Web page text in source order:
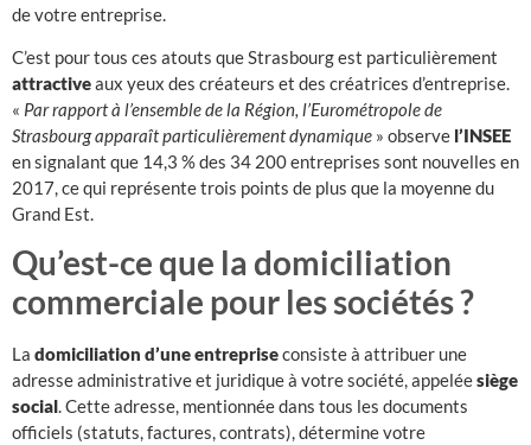
de votre entreprise.
C’est pour tous ces atouts que Strasbourg est particulièrement
attractiveaux yeux des créateurs et des créatrices d’entreprise.
« Par rapport à l’ensemble de la Région, l’Eurométropole de
Strasbourg apparaît particulièrement dynamique » observe l’INSEE
en signalant que 14,3 % des 34 200 entreprises sont nouvelles en
2017, ce qui représente trois points de plus que la moyenne du
Grand Est.
Qu’est-ce que la domiciliation
commerciale pour les sociétés ?
La domiciliation d’une entrepriseconsiste à attribuer une
adresse administrative et juridique à votre société, appeléesiège
social. Cette adresse, mentionnée dans tous les documents
officiels (statuts, factures, contrats), détermine votre